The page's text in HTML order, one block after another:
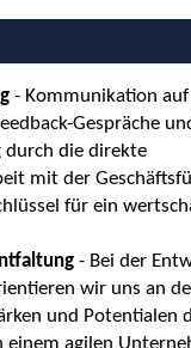
- Kommunikation auf
Gespräche
die direkte
mit der
für ein
- Bei der
wir uns an
und Potentialen
einem agilen